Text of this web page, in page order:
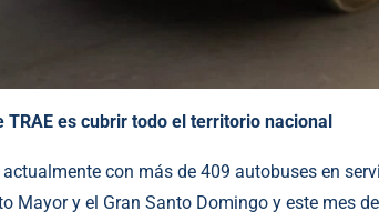
TRAE es cubrir todo el territorio nacional
actualmente con más de 409 autobuses en
Mayor y el Gran Santo Domingo y este mes